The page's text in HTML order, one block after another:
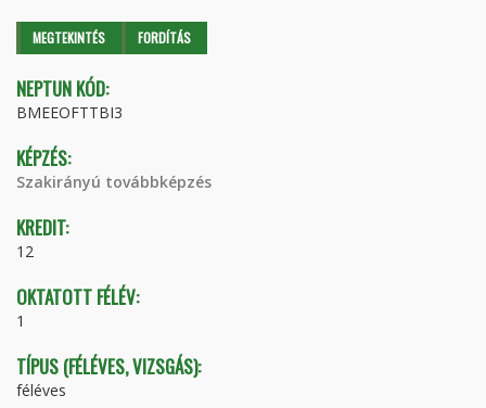
Elsődleges fülek
MEGTEKINTÉS (AKTÍVFORDÍTÁS
NEPTUN KÓD:
BMEEOFTTBI3
KÉPZÉS:
Szakirányú továbbképzés
KREDIT:
12
OKTATOTT FÉLÉV:
1
TÍPUS (FÉLÉVES, VIZSGÁS):
féléves